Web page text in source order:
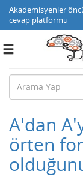
Akademisyenler
cevap platformu
Toggle
A'dan
örten